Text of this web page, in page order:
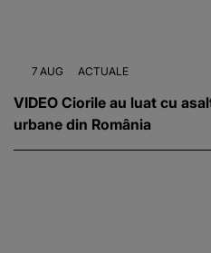
7 AUG ACTUALE
VIDEO Ciorile au luat cu
urbane din România